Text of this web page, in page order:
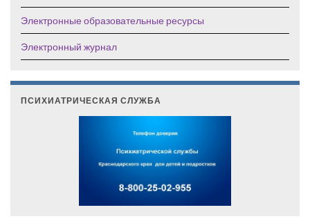
Электронные образовательные ресурсы
Электронный журнал
ПСИХИАТРИЧЕСКАЯ СЛУЖБА